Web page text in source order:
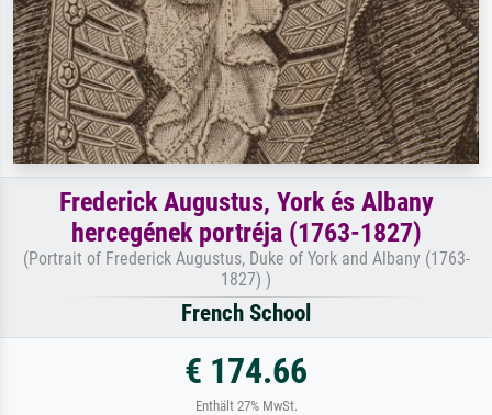
Frederick Augustus, York és Albany
hercegének portréja (1763-1827)
(Portrait of Frederick Augustus, Duke of York and Albany (1763-
1827) )
French School
€ 174.66
Enthält 27% MwSt.